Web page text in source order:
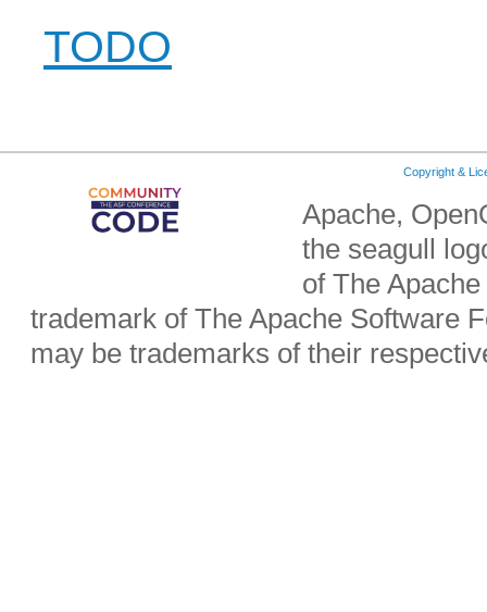
TODO
Copyright &
Apache,
the seagull
of The
trademark of The Apache Software
may be trademarks of their